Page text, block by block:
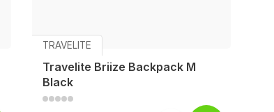
TRAVELITE
Travelite Briize Backpack M
Black